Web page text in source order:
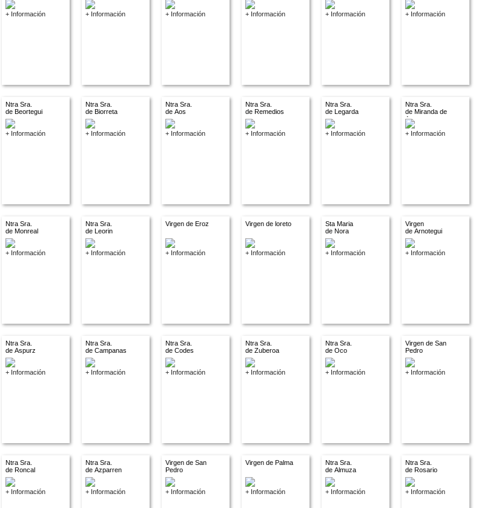
+ Información + Información + Información + Información + Información + Información
Ntra Sra.
de Beortegui
+ Información
Ntra Sra.
de Biorreta
+ Información
Ntra Sra.
de Aos
+ Información
Ntra Sra.
de Remedios
+ Información
Ntra Sra.
de Legarda
+ Información
Ntra Sra.
de Miranda de
Arga
+ Información
Ntra Sra.
de Monreal
+ Información
Ntra Sra.
de Leorin
+ Información
Virgen de Eroz
+ Información
Virgen de loreto
+ Información
Sta Maria
de Nora
+ Información
Virgen
de Arnotegui
+ Información
Ntra Sra.
de Aspurz
+ Información
Ntra Sra.
de Campanas
+ Información
Ntra Sra.
de Codes
+ Información
Ntra Sra.
de Zuberoa
+ Información
Ntra Sra.
de Oco
+ Información
Virgen de San
Pedro
+ Información
Ntra Sra.
de Roncal
+ Información
Ntra Sra.
de Azparren
+ Información
Virgen de San
Pedro
+ Información
Virgen de Palma
+ Información
Ntra Sra.
de Almuza
+ Información
Ntra Sra.
de Rosario
+ Información